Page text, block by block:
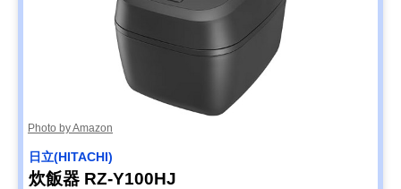
Photo by Amazon
日立(HITACHI)
炊飯器 RZ-Y100HJ